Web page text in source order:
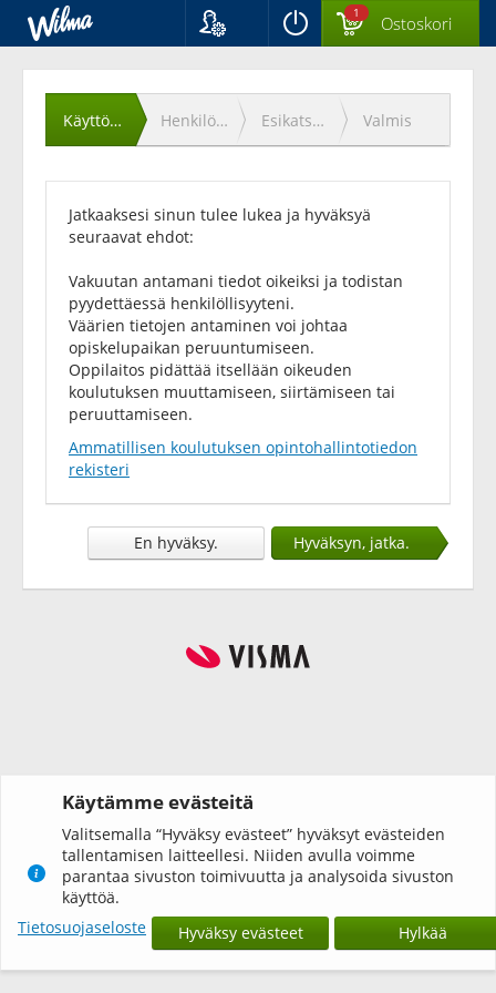
Svenska
English
1 Ostoskori
Käyttöehtojen
hyväksyminen
Käyttöehdot Henkilötiedot Esikatselu Valmis
Jatkaaksesi sinun tulee lukea ja hyväksyä
seuraavat ehdot:
Vakuutan antamani tiedot oikeiksi ja todistan
pyydettäessä henkilöllisyyteni.
Väärien tietojen antaminen voi johtaa
opiskelupaikan peruuntumiseen.
Oppilaitos pidättää itsellään oikeuden
koulutuksen muuttamiseen, siirtämiseen tai
peruuttamiseen.
Ammatillisen koulutuksen opintohallintotiedon
rekisteri
En hyväksy. Hyväksyn, jatka.
Käytämme evästeitä
Valitsemalla “Hyväksy evästeet” hyväksyt evästeiden
tallentamisen laitteellesi. Niiden avulla voimme
parantaa sivuston toimivuutta ja analysoida sivuston
käyttöä.
Tietosuojaseloste
Hyväksy evästeet Hylkää